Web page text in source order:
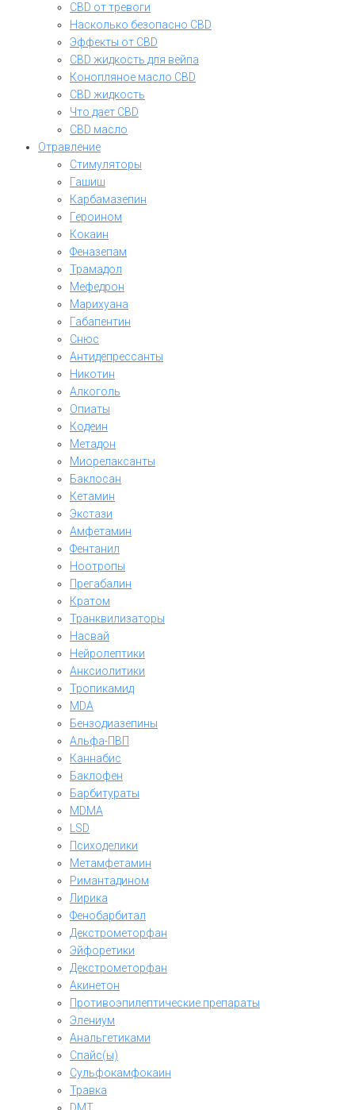
CBD от тревоги
Насколько безопасно CBD
Эффекты от CBD
CBD жидкость для вейпа
Конопляное масло CBD
CBD жидкость
Что дает CBD
CBD масло
Отравление
Стимуляторы
Гашиш
Карбамазепин
Героином
Кокаин
Феназепам
Трамадол
Мефедрон
Марихуана
Габапентин
Снюс
Антидепрессанты
Никотин
Алкоголь
Опиаты
Кодеин
Метадон
Миорелаксанты
Баклосан
Кетамин
Экстази
Амфетамин
Фентанил
Ноотропы
Прегабалин
Кратом
Транквилизаторы
Насвай
Нейролептики
Анксиолитики
Тропикамид
MDA
Бензодиазепины
Альфа-ПВП
Каннабис
Баклофен
Барбитураты
MDMA
LSD
Психоделики
Метамфетамин
Римантадином
Лирика
Фенобарбитал
Декстрометорфан
Эйфоретики
Декстрометорфан
Акинетон
Противоэпилептические препараты
Элениум
Анальгетиками
Спайс(ы)
Сульфокамфокаин
Травка